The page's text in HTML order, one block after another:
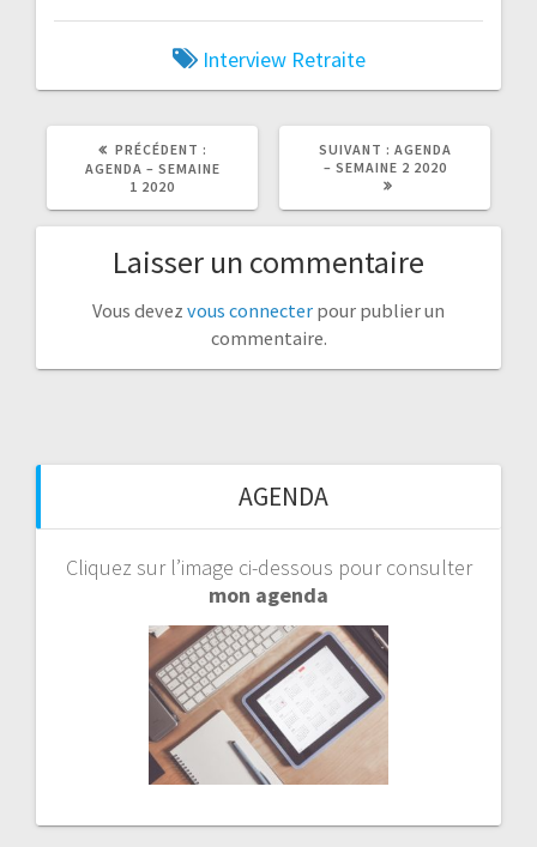
Interview Retraite
PRÉCÉDENT :
ARTICLE
PRÉCÉDENT
AGENDA – SEMAINE
1 2020
SUIVANT :
ARTICLE
AGENDA
– SEMAINE 2 2020
Laisser un commentaire
Vous devez vous connecter pour publier un
commentaire.
AGENDA
Cliquez sur l’image ci-dessous pour consulter
mon agenda